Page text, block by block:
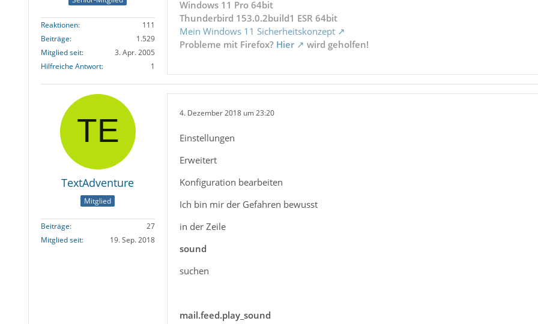
Reaktionen
111
Beiträge
1.529
Mitglied seit
3. Apr. 2005
Hilfreiche Antwort
1
Windows 11 Pro 64bit
Thunderbird 153.0.2build1 ESR 64bit
Mein Windows 11 Sicherheitskonzept
Probleme mit Firefox? Hier wird geholfen!
TextAdventure
Mitglied
Beiträge
27
Mitglied seit
19. Sep. 2018
4. Dezember 2018 um 23:20
Einstellungen
Erweitert
Konfiguration bearbeiten
Ich bin mir der Gefahren bewusst
in der Zeile
sound
suchen
mail.feed.play_sound